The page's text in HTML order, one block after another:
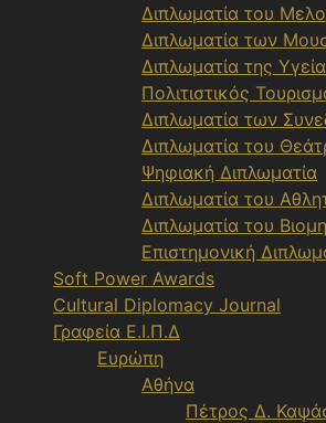
Διπλωματία του
Διπλωματία των
Διπλωματία της
Πολιτιστικός
Διπλωματία των
Διπλωματία του
Ψηφιακή Διπλωματία
Διπλωματία του
Διπλωματία του
Επιστημονική
Soft Power Awards
Cultural Diplomacy Journal
Γραφεία Ε.Ι.Π.Δ
Ευρώπη
Αθήνα
Πέτρος Δ.